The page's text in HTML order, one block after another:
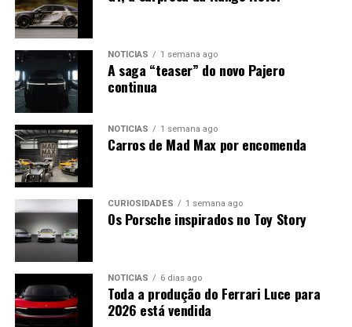
NOTÍCIAS 1 semana ago
A saga “teaser” do novo Pajero
continua
NOTÍCIAS 1 semana ago
Carros de Mad Max por encomenda
CURIOSIDADES 1 semana ago
Os Porsche inspirados no Toy Story
NOTÍCIAS 6 dias ago
Toda a produção do Ferrari Luce para
2026 está vendida